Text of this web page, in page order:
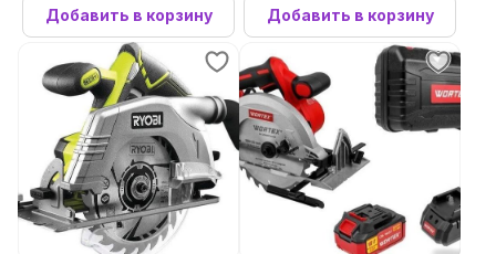
Добавить в корзину Добавить в корзину